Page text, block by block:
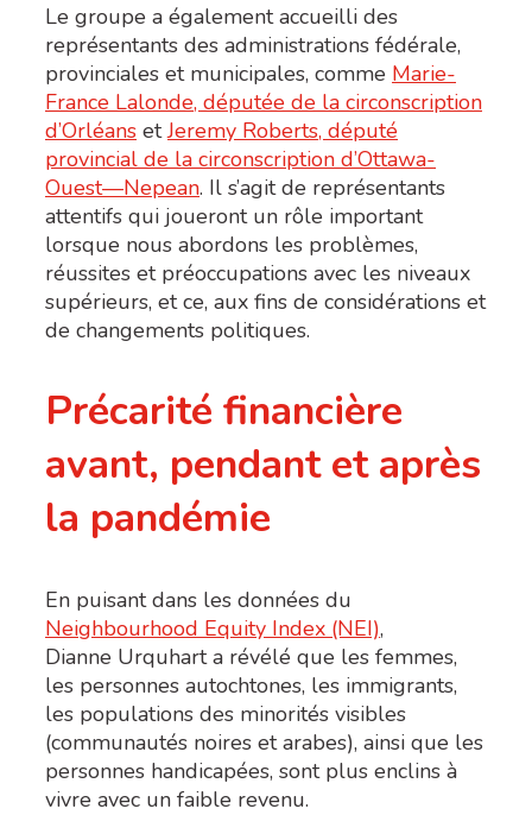
Le groupe a également accueilli des
représentants des administrations fédérale,
provinciales et municipales, comme Marie-
France Lalonde, députée de la circonscription
d’Orléans etJeremy Roberts, député
provincial de la circonscription d’Ottawa-
Ouest—Nepean. Il s’agit de représentants
attentifs qui joueront un rôle important
lorsque nous abordons les problèmes,
réussites et préoccupations avec les niveaux
supérieurs, et ce, aux fins de considérations et
de changements politiques.
Précarité financière
avant, pendant et après
la pandémie
En puisant dans les données du
Neighbourhood Equity Index (NEI),
Dianne Urquhart a révélé que les femmes,
les personnes autochtones, les immigrants,
les populations des minorités visibles
(communautés noires et arabes), ainsi que les
personnes handicapées, sont plus enclins à
vivre avec un faible revenu.